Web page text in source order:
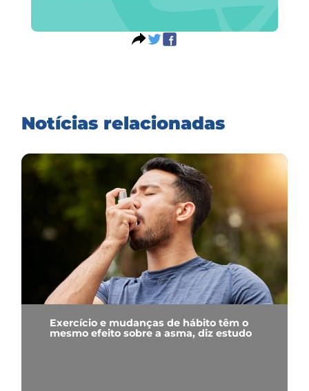
Notícias relacionadas
Exercício e mudanças de hábito têm o
mesmo efeito sobre a asma, diz estudo